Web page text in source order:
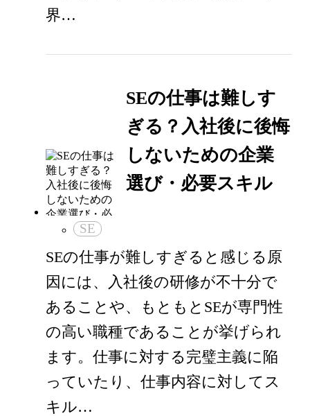
界…
SEの仕事は難しす
ぎる？入社後に後悔
しないための企業
選び・必要スキル
SE
SEの仕事が難しすぎると感じる原
因には、入社後の研修が不十分で
あることや、もともとSEが専門性
の高い職種であることが挙げられ
ます。仕事に対する完璧主義に陥
っていたり、仕事内容に対してス
キル…